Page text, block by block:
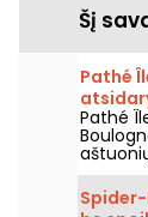
Šį
Pathé
Pathé
viena